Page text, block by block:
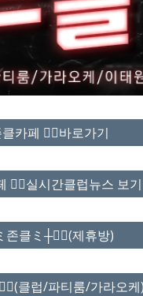
카페 ❤️‍🔥바로가기
❤️‍🔥실시간클럽뉴스 보기
존클ミ┼❤️‍🔥(제휴방)
클럽/파티룸/가라오